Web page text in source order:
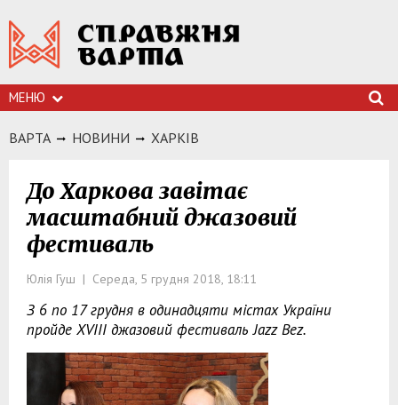
МЕНЮ
ВАРТА НОВИНИ ХАРКIВ
До Харкова завітає
масштабний джазовий
фестиваль
Юлія Гуш | Середа, 5 грудня 2018, 18:11
З 6 по 17 грудня в одинадцяти містах України
пройде XVIII джазовий фестиваль Jazz Bez.